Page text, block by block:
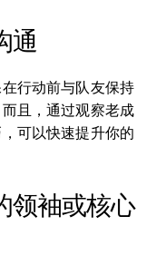
通
行动前与队友保持
且，通过观察老成
可以快速提升你的
领袖或核心